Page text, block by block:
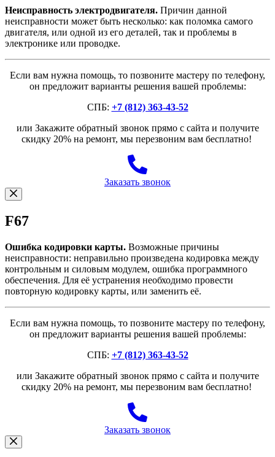
Неисправность электродвигателя. Причин данной
неисправности может быть несколько: как поломка самого
двигателя, или одной из его деталей, так и проблемы в
электронике или проводке.
Если вам нужна помощь, то позвоните мастеру по телефону,
он предложит варианты решения вашей проблемы:
СПБ: +7 (812) 363-43-52
или Закажите обратный звонок прямо с сайта и получите
скидку 20% на ремонт, мы перезвоним вам бесплатно!
Заказать звонок
F67
Ошибка кодировки карты. Возможные причины
неисправности: неправильно произведена кодировка между
контрольным и силовым модулем, ошибка программного
обеспечения. Для её устранения необходимо провести
повторную кодировку карты, или заменить её.
Если вам нужна помощь, то позвоните мастеру по телефону,
он предложит варианты решения вашей проблемы:
СПБ: +7 (812) 363-43-52
или Закажите обратный звонок прямо с сайта и получите
скидку 20% на ремонт, мы перезвоним вам бесплатно!
Заказать звонок